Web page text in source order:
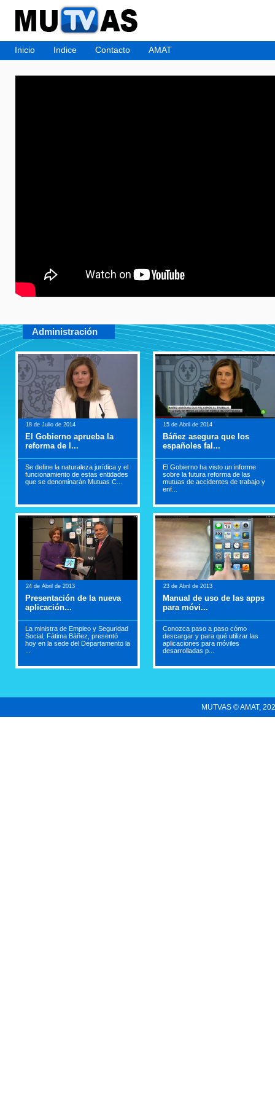
Inicio Indice Contacto AMAT
Administración
18 de Julio de 2014
El Gobierno aprueba la
reforma de l...
Se define la naturaleza jurídica y el
funcionamiento de estas entidades
que se denominarán Mutuas C...
15 de Abril de 2014
Báñez asegura que los
españoles fal...
El Gobierno ha visto un informe
sobre la futura reforma de las
mutuas de accidentes de trabajo y
enf...
24 de Abril de 2013
Presentación de la nueva
aplicación...
La ministra de Empleo y Seguridad
Social, Fátima Báñez, presentó
hoy en la sede del Departamento la
23 de Abril de 2013
Manual de uso de las apps
para móvi...
Conozca paso a paso cómo
descargar y para qué utilizar las
aplicaciones para móviles
desarrolladas p...
MUTVAS © AMAT,